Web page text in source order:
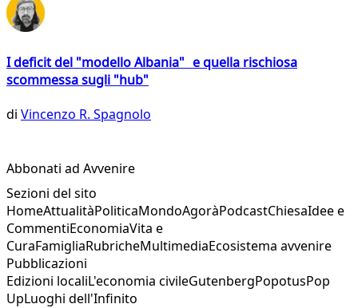
I deficit del "modello Albania" e quella rischiosa
scommessa sugli "hub"
di Vincenzo R. Spagnolo
Abbonati ad Avvenire
Sezioni del sito
HomeAttualitàPoliticaMondoAgoràPodcastChiesaIdee e
CommentiEconomiaVita e
CuraFamigliaRubricheMultimediaEcosistema avvenire
Pubblicazioni
Edizioni localiL'economia civileGutenbergPopotusPop
UpLuoghi dell'Infinito